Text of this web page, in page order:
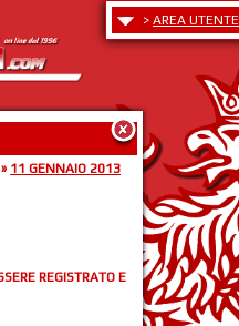
> AREA UTENTE
» 11 GENNAIO 2013
REGISTRATO E